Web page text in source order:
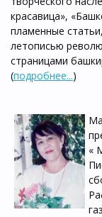
красавица»,
пламенные
летописью
страницами
(подробнее...)
«